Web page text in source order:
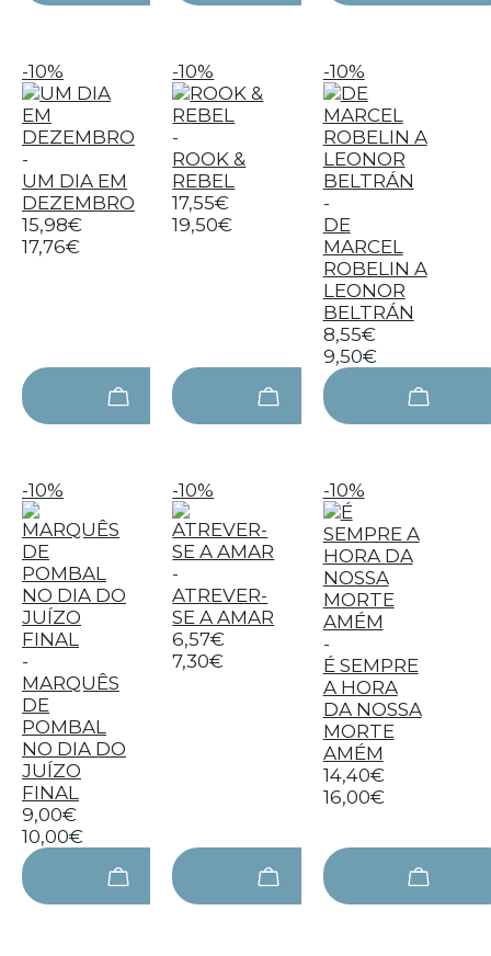
-10%
-
UM DIA EM
DEZEMBRO
15,98€
17,76€
-10%
-
ROOK &
REBEL
17,55€
19,50€
-10%
-
DE
MARCEL
ROBELIN A
LEONOR
BELTRÁN
8,55€
9,50€
-10%
-
MARQUÊS
DE
POMBAL
NO DIA DO
JUÍZO
FINAL
9,00€
10,00€
-10%
-
ATREVER-
SE A AMAR
6,57€
7,30€
-10%
-
É SEMPRE
A HORA
DA NOSSA
MORTE
AMÉM
14,40€
16,00€